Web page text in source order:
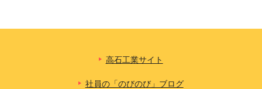
高石工業サイト
社員の「のびのび」ブログ